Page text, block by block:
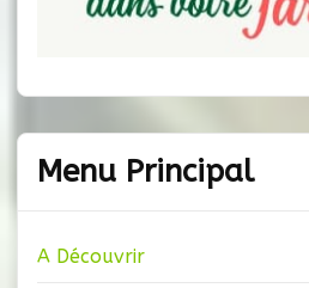
Menu Principal
A Découvrir